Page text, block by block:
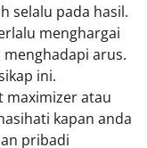
selalu pada hasil.
menghargai
arus.
ini.
maximizer atau
kapan anda
pribadi